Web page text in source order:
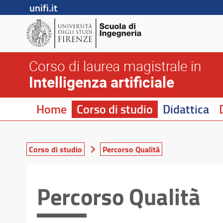
unifi.it
Corso di laurea magistrale in
Intelligenza artificiale
Home Corso di studio Didattica
Corso di studio Percorso Qualità
Percorso Qualità